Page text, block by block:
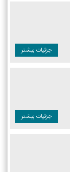
جزئیات بیشتر
جزئیات بیشتر